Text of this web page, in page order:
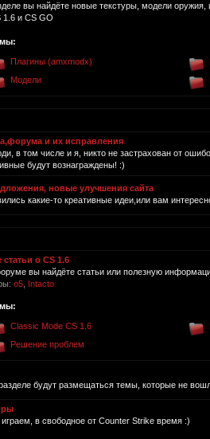
вы найдёте новые текстуры, модели
1.6 и CS GO
Плагины (amxmodx)
Модели
и их исправления
в том числе и я, никто не застрахован от
будут вознаграждены! :)
новые улучшения сайта
какие-то креативные идеи,или вам
о CS 1.6
вы найдёте статьи или полезную
o5 Intacto
Classic Mode CS 1.6
Решение проблем
будут размещаться темы, которые не
в свободное от Counter Strike время :)